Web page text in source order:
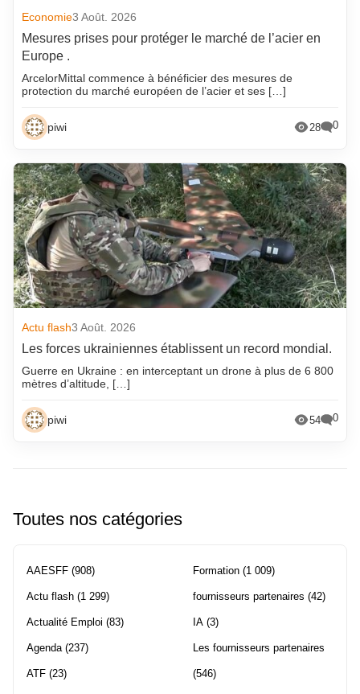
Economie3 Août. 2026
Mesures prises pour protéger le marché de l’acier en
Europe .
ArcelorMittal commence à bénéficier des mesures de
protection du marché européen de l’acier et ses […]
piwi 28 0
Actu flash3 Août. 2026
Les forces ukrainiennes établissent un record mondial.
Guerre en Ukraine : en interceptant un drone à plus de 6 800
mètres d’altitude, […]
piwi 54 0
Toutes nos catégories
AAESFF (908)
Actu flash (1 299)
Actualité Emploi (83)
Agenda (237)
ATF (23)
Formation (1 009)
fournisseurs partenaires (42)
IA (3)
Les fournisseurs partenaires
(546)